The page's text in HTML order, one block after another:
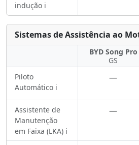
indução ℹ️
Sistemas de Assistência ao
BYD Song Pro
GS
Piloto
Automático ℹ️
—
Assistente de
Manutenção
em Faixa (LKA) ℹ️
—